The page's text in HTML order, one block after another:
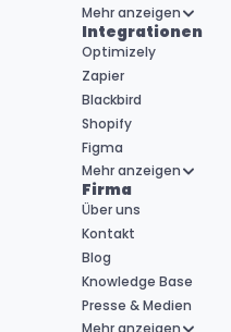
Mehr anzeigen
Integrationen
Optimizely
Zapier
Blackbird
Shopify
Figma
Mehr anzeigen
Firma
Über uns
Kontakt
Blog
Knowledge Base
Presse & Medien
Mehr anzeigen